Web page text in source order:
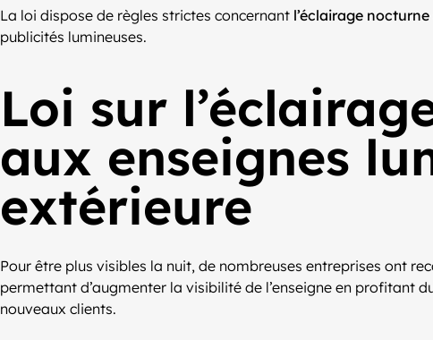
La loi dispose de règles strictes concernant l’éclairage
publicités lumineuses.
Loi sur
aux enseignes
extérieure
Pour être plus visibles la nuit, de nombreuses entreprises ont
permettant d’augmenter la visibilité de l’enseigne en profitant
nouveaux clients.